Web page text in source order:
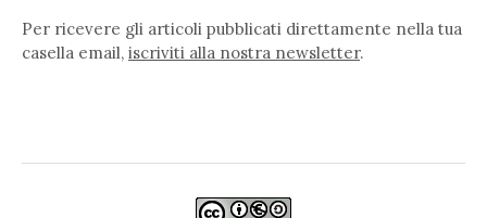
Per ricevere gli articoli pubblicati direttamente nella tua
casella email, iscriviti alla nostra newsletter.